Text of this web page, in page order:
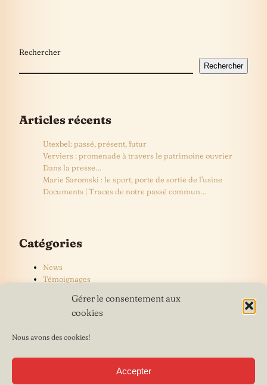
Gérer le consentement aux
cookies
Nous avons des cookies!
Accepter
Rechercher
Rechercher
Articles récents
Utexbel: passé, présent, futur
Verviers : promenade à travers le patrimoine ouvrier
Dans la presse…
Marie Saromski : le sport, porte de sortie de l’usine
Documents | Traces de notre passé commun…
Catégories
News
Témoignages